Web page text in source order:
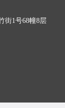
街1号68幢8层